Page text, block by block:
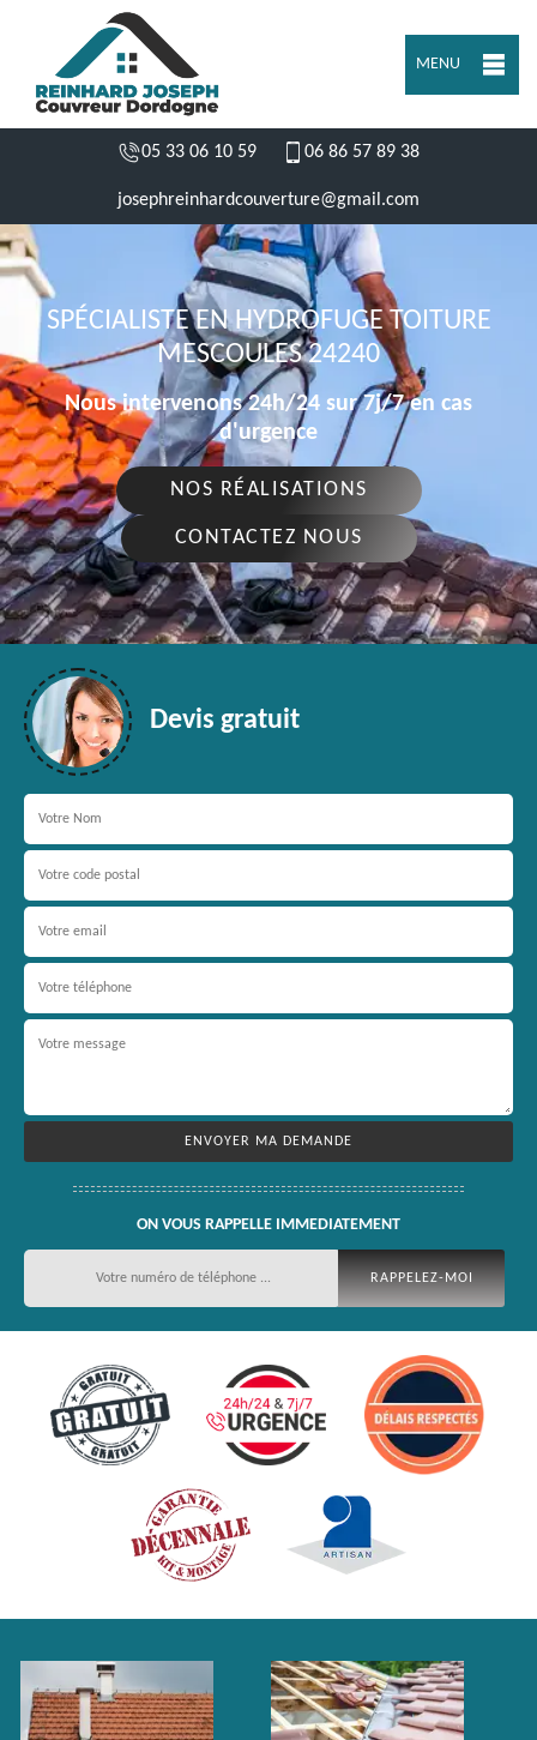
MENU
05 33 06 10 59 06 86 57 89 38
josephreinhardcouverture@gmail.com
SPÉCIALISTE EN HYDROFUGE TOITURE
MESCOULES 24240
Nous intervenons 24h/24 sur 7j/7 en cas
d'urgence
NOS RÉALISATIONS
CONTACTEZ NOUS
Devis gratuit
ON VOUS RAPPELLE IMMEDIATEMENT